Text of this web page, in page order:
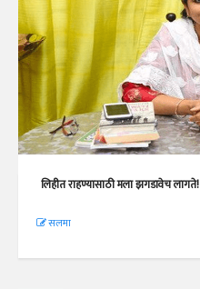
लिहीत राहण्यासाठी मला झगडावेच लागते!
सलमा